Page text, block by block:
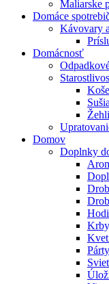
Maliarske
Domáce
Kávovary
Domácnosť
Domov
Doplnky